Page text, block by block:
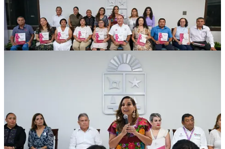
Asimismo, se reconoció a Enna Lizabeth Rodríguez Ceballos,
colaboradora de la Secretaría de Finanzas y Planeación con 40 años